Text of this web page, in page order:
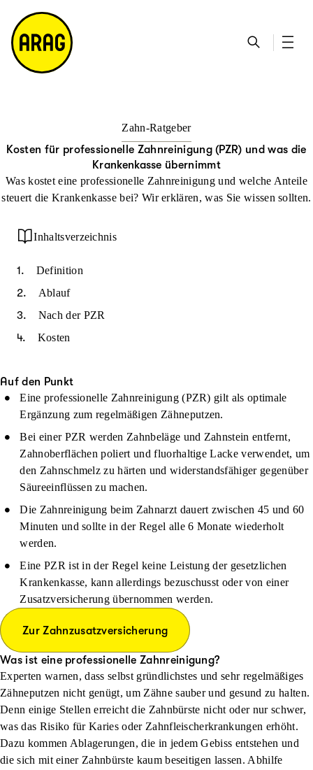
h
e
ta
k
ts
ei
te
e
m
a
p
Zahn-Ratgeber
Kosten für professionelle Zahnreinigung (PZR) und was die
Krankenkasse übernimmt
Was kostet eine professionelle Zahnreinigung und welche Anteile
steuert die Krankenkasse bei? Wir erklären, was Sie wissen sollten.
Inhaltsverzeichnis
Definition
Ablauf
Nach der PZR
Kosten
Auf den Punkt
Eine professionelle Zahnreinigung (PZR) gilt als optimale
Ergänzung zum regelmäßigen Zähneputzen.
Bei einer PZR werden Zahnbeläge und Zahnstein entfernt,
Zahnoberflächen poliert und fluorhaltige Lacke verwendet, um
den Zahnschmelz zu härten und widerstandsfähiger gegenüber
Säureeinflüssen zu machen.
Die Zahnreinigung beim Zahnarzt dauert zwischen 45 und 60
Minuten und sollte in der Regel alle 6 Monate wiederholt
werden.
Eine PZR ist in der Regel keine Leistung der gesetzlichen
Krankenkasse, kann allerdings bezuschusst oder von einer
Zusatzversicherung übernommen werden.
Zur Zahnzusatzversicherung
Was ist eine professionelle Zahnreinigung?
Experten warnen, dass selbst gründlichstes und sehr regelmäßiges
Zähneputzen nicht genügt, um Zähne sauber und gesund zu halten.
Denn einige Stellen erreicht die Zahnbürste nicht oder nur schwer,
was das Risiko für Karies oder Zahnfleischerkrankungen erhöht.
Dazu kommen Ablagerungen, die in jedem Gebiss entstehen und
die sich mit einer Zahnbürste kaum beseitigen lassen. Abhilfe